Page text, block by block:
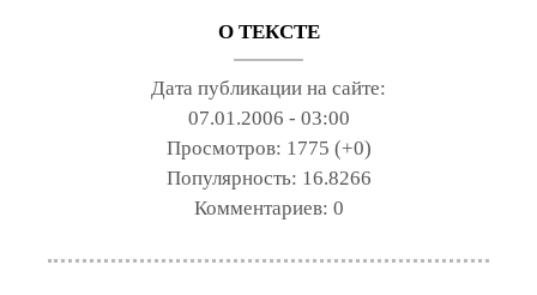
О ТЕКСТЕ
Дата публикации на сайте:
07.01.2006 - 03:00
Просмотров: 1775 (+0)
Популярность: 16.8266
Комментариев: 0